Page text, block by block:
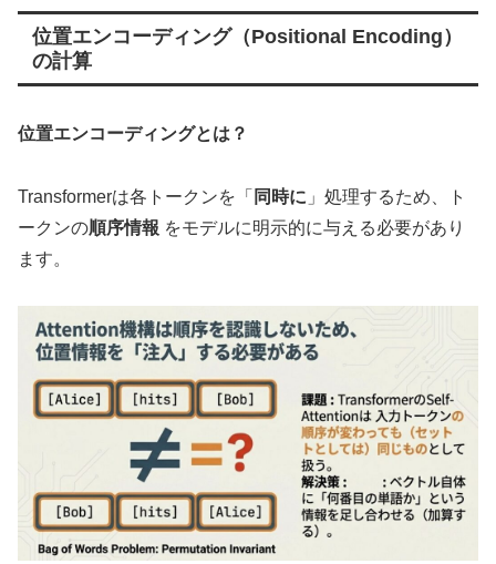
位置エンコーディング（Positional Encoding）
の計算
位置エンコーディングとは？
Transformerは各トークンを「 同時に 」処理するため、ト
ークンの順序情報 をモデルに明示的に与える必要があり
ます。